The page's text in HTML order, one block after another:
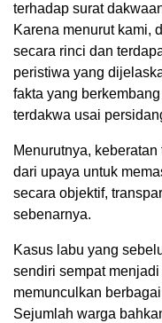
terhadap surat
Karena menurut kami,
secara rinci dan
peristiwa yang
fakta yang
terdakwa usai
Menurutnya,
dari upaya untuk
secara objektif,
sebenarnya.
Kasus labu yang
sendiri sempat
memunculkan
Sejumlah warga